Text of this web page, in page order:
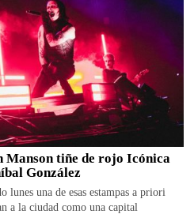
Manson tiñe de rojo Icónica
González
lunes una de esas estampas a priori
a la ciudad como una capital